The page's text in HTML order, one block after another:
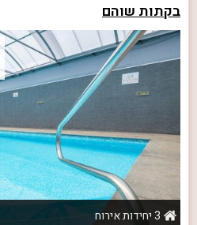
בקתות שוהם
3 יחידות אירוח